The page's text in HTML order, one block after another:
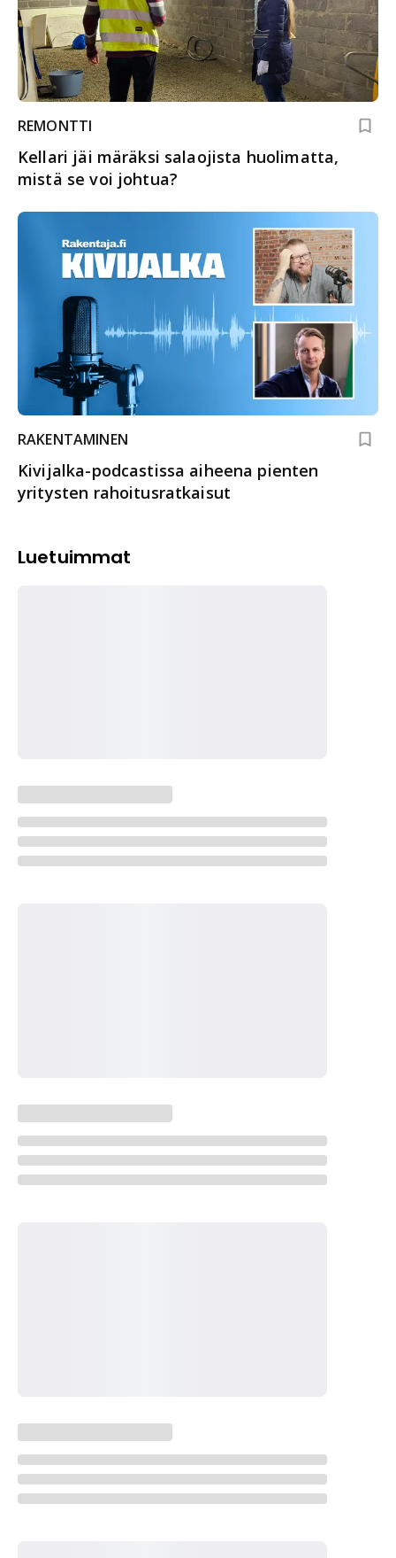
REMONTTI
Kellari jäi märäksi salaojista huolimatta,
mistä se voi johtua?
RAKENTAMINEN
Kivijalka-podcastissa aiheena pienten
yritysten rahoitusratkaisut
Luetuimmat